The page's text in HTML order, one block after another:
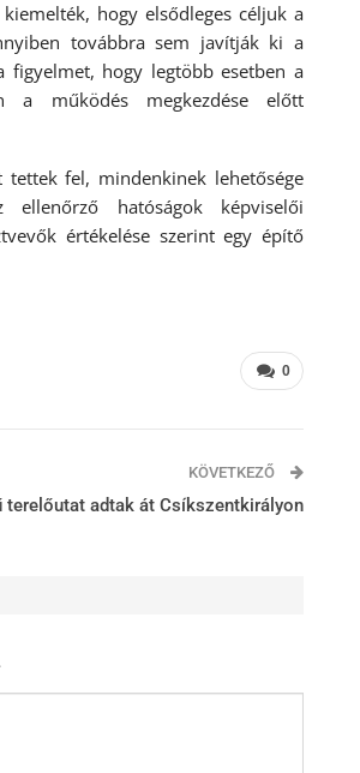
hogy elsődleges céljuk a
továbbra sem javítják ki a
figyelmet, hogy legtöbb esetben a
a működés megkezdése előtt
tettek fel, mindenkinek lehetősége
hatóságok képviselői
értékelése szerint egy építő
0
KÖVETKEZŐ
terelőutat adtak át Csíkszentkirályon